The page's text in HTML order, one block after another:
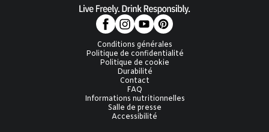
Conditions générales
Politique de confidentialité
Politique de cookie
Durabilité
Contact
FAQ
Informations nutritionnelles
Salle de presse
Accessibilité